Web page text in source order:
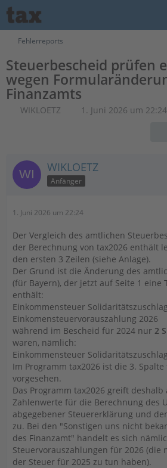
Fehlerreports
Steuerbescheid prüfen
wegen
Finanzamts
WIKLOETZ 1. Juni 2026 um 22:24
WIKLOETZ
Anfänger
1. Juni 2026 um 22:24
Der Vergleich des amtlichen
der Berechnung von tax2026 enthält
den ersten 3 Zeilen (siehe Anlage).
Der Grund ist die Änderung des
(für Bayern), der jetzt auf Seite 1 eine
enthält:
Einkommensteuer Solidaritätszuschlag
Einkomensteuervorauszahlung 2026
während im Bescheid für 2024 nur 2
waren, nämlich:
Einkommensteuer Solidaritätszuschlag
Im Programm tax2026 ist die 3.
vorgesehen.
Das Programm tax2026 greift deshalb
Zahlenwerte für die Berechnung des
abgegebener Steuererklärung und
zu. Bei den "Sonstigen uns nicht
des Finanzamt" handelt es sich
Steuervorauszahlungen für 2026
der Steuer für 2025 zu tun haben).